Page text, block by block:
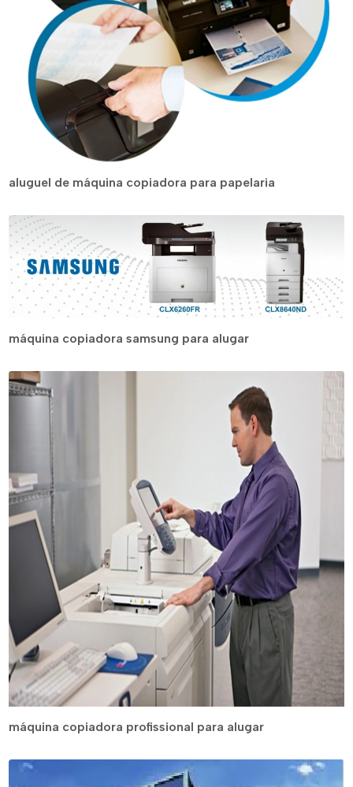
aluguel de máquina copiadora para papelaria
máquina copiadora samsung para alugar
máquina copiadora profissional para alugar